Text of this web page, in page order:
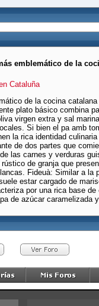
emblemático de la
Cataluña
de la cocina
plato básico combina
virgen extra y sal
Si bien el pa amb
la rica identidad
de dos partes que
las carnes y verduras
de granja que
Fideuà: Similar a la
estar cargado de
por una rica base
de azúcar caramelizada